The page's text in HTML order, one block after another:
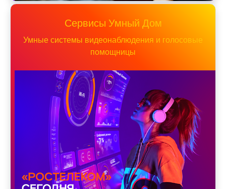
Сервисы Умный Дом
Умные системы видеонаблюдения и голосовые
помощницы